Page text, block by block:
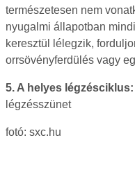
természetesen nem
nyugalmi állapotban
keresztül lélegzik,
orrsövényferdülés vagy
5. A helyes légzésciklus:
légzésszünet
fotó: sxc.hu